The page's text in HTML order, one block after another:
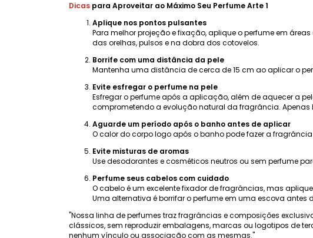
Dicas para Aproveitar ao Máximo Seu Perfume Arte 1
Aplique nos pontos pulsantes
Para melhor projeção e fixação, aplique o perfume em
das orelhas, pulsos e na dobra dos cotovelos.
Borrife com uma distância da pele
Mantenha uma distância de cerca de 15 cm ao aplicar o
Evite esfregar o perfume na pele
Esfregar o perfume após a aplicação, além de aquecer a
comprometendo a evolução natural da fragrância. Apenas
Aguarde um período após o banho antes de aplicar
O calor do corpo logo após o banho pode fazer a
Evite misturas ​​de aromas
Use desodorantes e cosméticos neutros ou sem perfume
Perfume seus cabelos com cuidado
O cabelo é um excelente fixador de fragrâncias, mas
Uma alternativa é borrifar o perfume em uma escova antes
"Nossa linha de perfumes traz fragrâncias e composições
clássicos, sem reproduzir embalagens, marcas ou logotipos de
nenhum vínculo ou associação com as mesmas."